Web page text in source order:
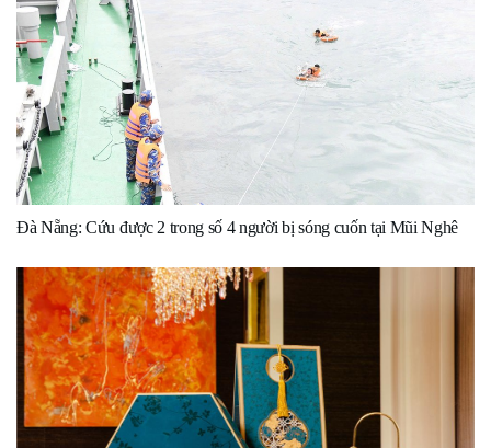
Đà Nẵng: Cứu được 2 trong số 4 người bị sóng cuốn tại Mũi Nghê